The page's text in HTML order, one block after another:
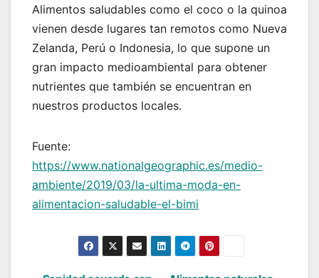
Alimentos saludables como el coco o la quinoa
vienen desde lugares tan remotos como Nueva
Zelanda, Perú o Indonesia, lo que supone un
gran impacto medioambiental para obtener
nutrientes que también se encuentran en
nuestros productos locales.
Fuente:
https://www.nationalgeographic.es/medio-
ambiente/2019/03/la-ultima-moda-en-
alimentacion-saludable-el-bimi